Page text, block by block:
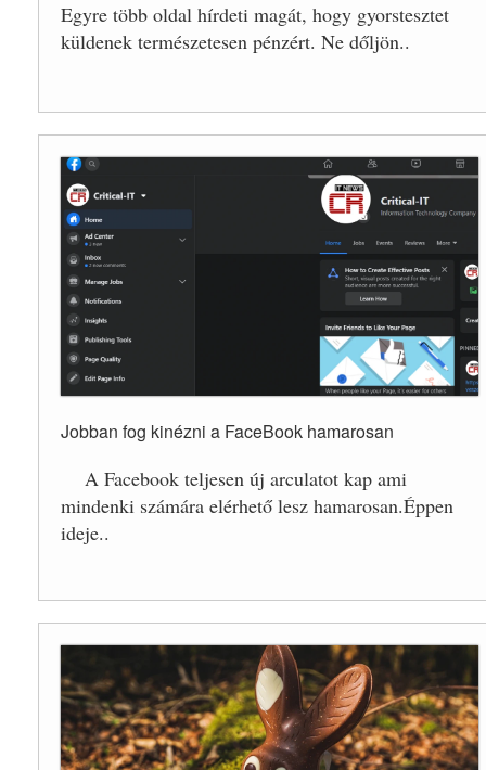
Egyre több oldal hírdeti magát, hogy gyorstesztet
küldenek természetesen pénzért. Ne dőljön..
Jobban fog kinézni a FaceBook hamarosan
A Facebook teljesen új arculatot kap ami
mindenki számára elérhető lesz hamarosan.Éppen
ideje..